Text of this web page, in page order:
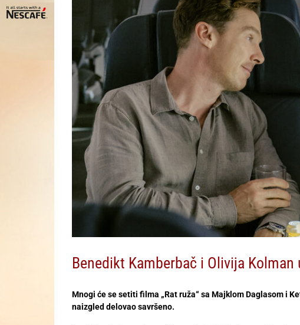
Benedikt Kamberbač i Olivija
Mnogi će se setiti filma „Rat ruža“ sa Majklom Daglasom i
naizgled delovao savršeno.